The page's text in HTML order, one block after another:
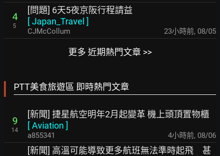
4
5
[問題] 6天5夜京阪行程請益
[Japan_Travel ]
CJMcCollum 23小時前, 08/05
更多 近期熱門文章 >>
PTT美食旅遊區 即時熱門文章
9
14
[新聞] 捷星航空明年2月起變革 機上頭頂置物櫃
[Aviation ]
a855341 4小時前, 08/06
[新聞] 高溫可能導致更多航班無法準時起飛 甚